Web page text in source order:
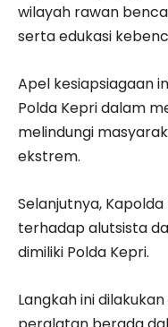
wilayah rawan
serta edukasi
Apel kesiapsiagaan
Polda Kepri dalam
melindungi
ekstrem.
Selanjutnya,
terhadap alutsista
dimiliki Polda Kepri.
Langkah ini